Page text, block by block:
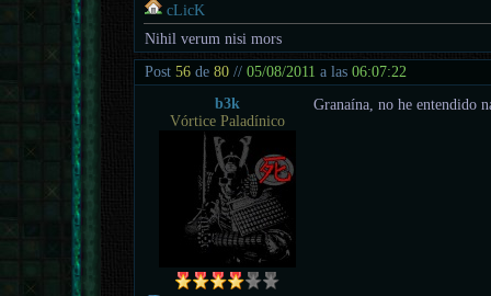
cLicK
Nihil verum nisi mors
Post56 de80 //05/08/2011 a las06:07:22
b3k
Vórtice Paladínico
Granaína, no he entendido